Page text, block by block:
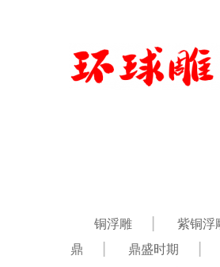
铜浮雕 紫铜浮
鼎
鼎盛时期